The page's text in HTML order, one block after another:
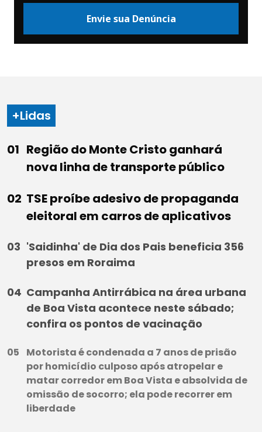
Envie sua Denúncia
+Lidas
Região do Monte Cristo ganhará
nova linha de transporte público
TSE proíbe adesivo de propaganda
eleitoral em carros de aplicativos
'Saidinha' de Dia dos Pais beneficia 356
presos em Roraima
Campanha Antirrábica na área urbana
de Boa Vista acontece neste sábado;
confira os pontos de vacinação
Motorista é condenada a 7 anos de prisão
por homicídio culposo após atropelar e
matar corredor em Boa Vista e absolvida de
omissão de socorro; ela pode recorrer em
liberdade